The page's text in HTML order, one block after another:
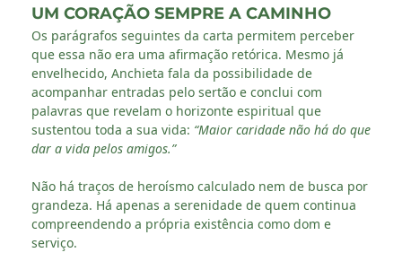
UM CORAÇÃO SEMPRE A CAMINHO
Os parágrafos seguintes da carta permitem perceber
que essa não era uma afirmação retórica. Mesmo já
envelhecido, Anchieta fala da possibilidade de
acompanhar entradas pelo sertão e conclui com
palavras que revelam o horizonte espiritual que
sustentou toda a sua vida: “Maior caridade não há do que
dar a vida pelos amigos.”
Não há traços de heroísmo calculado nem de busca por
grandeza. Há apenas a serenidade de quem continua
compreendendo a própria existência como dom e
serviço.